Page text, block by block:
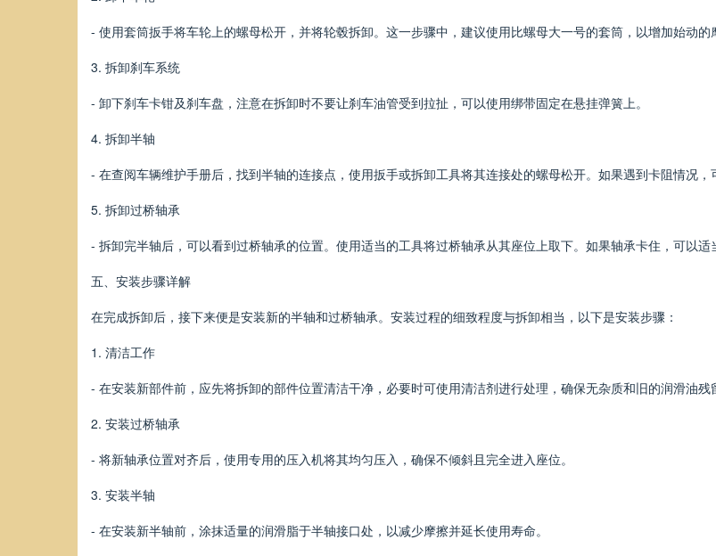
- 使用套筒扳手将车轮上的螺母松开，并将轮毂拆卸。这一步骤中，建议使用比螺母大一号的套筒，以增加始动的
3. 拆卸刹车系统
- 卸下刹车卡钳及刹车盘，注意在拆卸时不要让刹车油管受到拉扯，可以使用绑带固定在悬挂弹簧上。
4. 拆卸半轴
- 在查阅车辆维护手册后，找到半轴的连接点，使用扳手或拆卸工具将其连接处的螺母松开。如果遇到卡阻情况，
5. 拆卸过桥轴承
- 拆卸完半轴后，可以看到过桥轴承的位置。使用适当的工具将过桥轴承从其座位上取下。如果轴承卡住，可以适
五、安装步骤详解
在完成拆卸后，接下来便是安装新的半轴和过桥轴承。安装过程的细致程度与拆卸相当，以下是安装步骤：
1. 清洁工作
- 在安装新部件前，应先将拆卸的部件位置清洁干净，必要时可使用清洁剂进行处理，确保无杂质和旧的润滑油残
2. 安装过桥轴承
- 将新轴承位置对齐后，使用专用的压入机将其均匀压入，确保不倾斜且完全进入座位。
3. 安装半轴
- 在安装新半轴前，涂抹适量的润滑脂于半轴接口处，以减少摩擦并延长使用寿命。